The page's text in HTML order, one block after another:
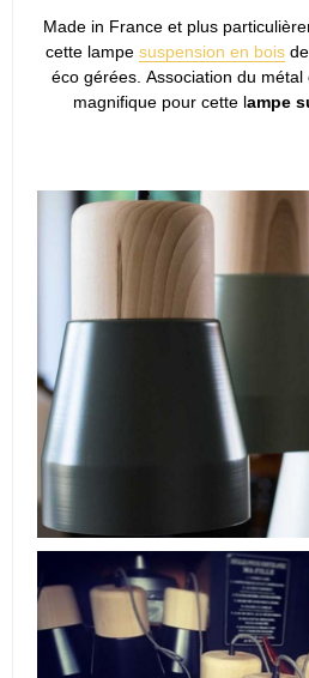
Made in France et plus
cette lampe suspension en bois
éco gérées. Association du
magnifique pour cette lampe